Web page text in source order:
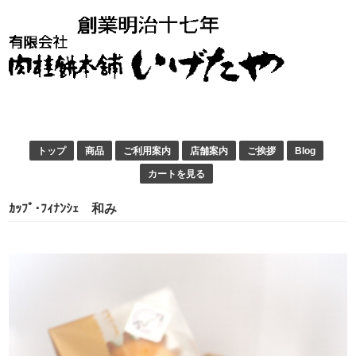
トップ 商品 ご利用案内 店舗案内 ご挨拶 Blog
カートを見る
ｶｯﾌﾟ･ﾌｨﾅﾝｼｪ 和み